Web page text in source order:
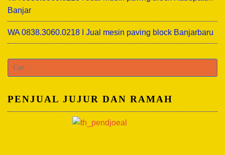
Banjar
WA 0838.3060.0218 I Jual mesin paving block Banjarbaru
Cari
untuk:
PENJUAL JUJUR DAN RAMAH